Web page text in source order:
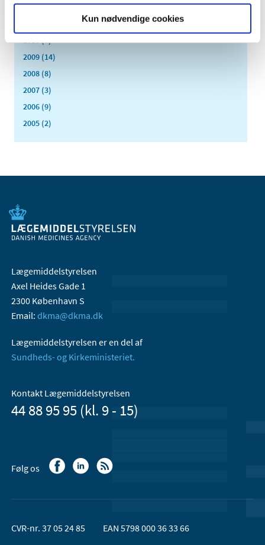
Kun nødvendige cookies
januar (6)
2010 (7)
2009 (14)
2008 (8)
2007 (3)
2006 (9)
2005 (2)
Lægemiddelstyrelsen
Axel Heides Gade 1
2300 København S
Email: dkma@dkma.dk
Lægemiddelstyrelsen er en del af
Sundheds- og Kirkeministeriet.
Kontakt Lægemiddelstyrelsen
44 88 95 95 (kl. 9 - 15)
Følg os
CVR-nr. 37 05 24 85 EAN 5798 000 36 33 66